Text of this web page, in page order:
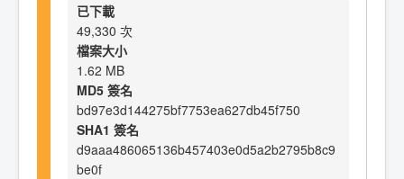
已下載
49,330 次
檔案大小
1.62 MB
MD5 簽名
bd97e3d144275bf7753ea627db45f750
SHA1 簽名
d9aaa486065136b457403e0d5a2b2795b8c9
be0f